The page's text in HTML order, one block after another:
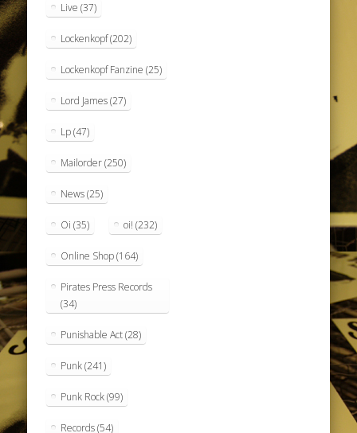
Live (37)
Lockenkopf(202)
Lockenkopf Fanzine (25)
Lord James(27)
Lp(47)
Mailorder(250)
News(25)
Oi (35) oi! (232)
Online Shop(164)
Pirates Press Records
(34)
Punishable Act(28)
Punk(241)
Punk Rock(99)
Records(54)